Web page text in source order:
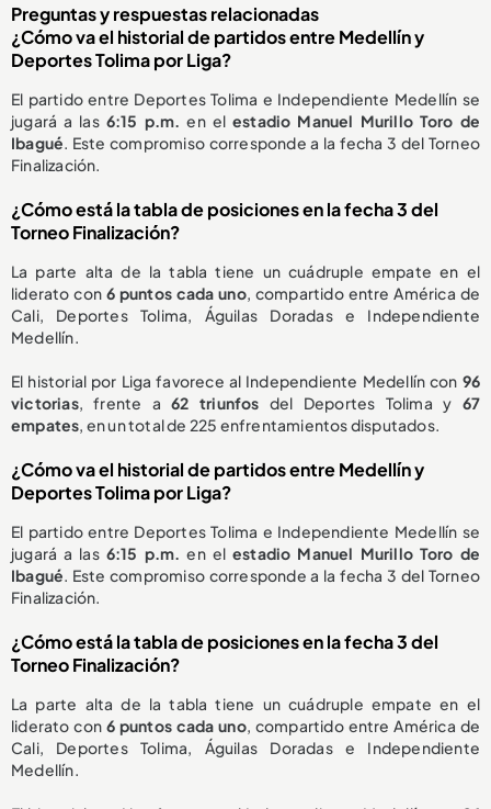
Preguntas y respuestas relacionadas
¿Cómo va el historial de partidos entre Medellín y
Deportes Tolima por Liga?
El partido entre Deportes Tolima e Independiente Medellín se
jugará a las 6:15 p.m. en elestadio Manuel Murillo Toro de
Ibagué . Este compromiso corresponde a la fecha 3 del Torneo
Finalización.
¿Cómo está la tabla de posiciones en la fecha 3 del
Torneo Finalización?
La parte alta de la tabla tiene un cuádruple empate en el
liderato con 6 puntos cada uno, compartido entre América de
Cali, Deportes Tolima, Águilas Doradas e Independiente
Medellín.
El historial por Liga favorece al Independiente Medellín con 96
victorias, frente a62 triunfos del Deportes Tolima y 67
empates , en un total de 225 enfrentamientos disputados.
¿Cómo va el historial de partidos entre Medellín y
Deportes Tolima por Liga?
El partido entre Deportes Tolima e Independiente Medellín se
jugará a las 6:15 p.m. en elestadio Manuel Murillo Toro de
Ibagué . Este compromiso corresponde a la fecha 3 del Torneo
Finalización.
¿Cómo está la tabla de posiciones en la fecha 3 del
Torneo Finalización?
La parte alta de la tabla tiene un cuádruple empate en el
liderato con 6 puntos cada uno, compartido entre América de
Cali, Deportes Tolima, Águilas Doradas e Independiente
Medellín.